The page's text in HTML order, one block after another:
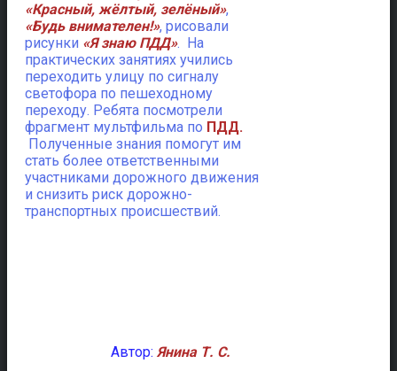
«Красный, жёлтый, зелёный»,
«Будь внимателен!», рисовали
рисунки «Я знаю ПДД». На
практических занятиях учились
переходить улицу по сигналу
светофора по пешеходному
переходу. Ребята посмотрели
фрагмент мультфильма по ПДД.
Полученные знания помогут им
стать более ответственными
участниками дорожного движения
и снизить риск дорожно-
транспортных происшествий.
Автор: Янина Т. С.